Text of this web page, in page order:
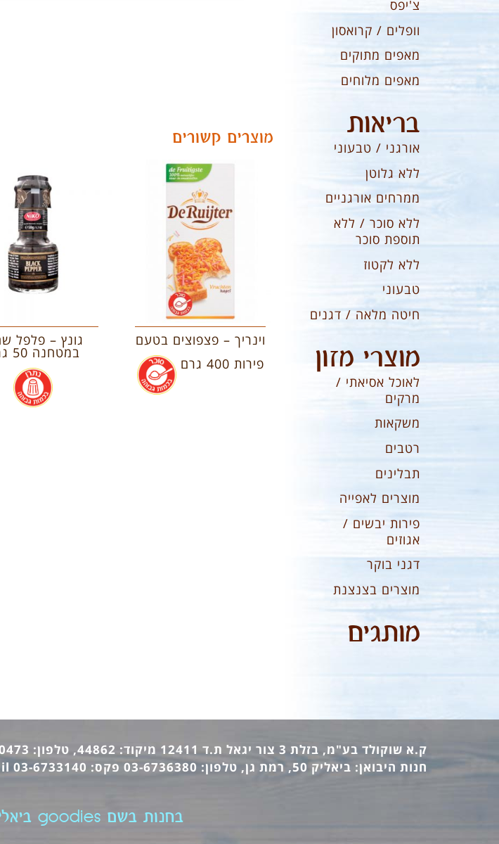
מוצרים קשורים
וינריך – פצפוצים בטעם
פירות 400 גרם
.
גונץ – פלפל
במטחנה 50 גרם
.
צ'יפס
וופלים / קרואסון
מאפים מתוקים
מאפים מלוחים
בריאות
אורגני / טבעוני
ללא גלוטן
ממרחים אורגניים
ללא סוכר / ללא
תוספת סוכר
ללא לקטוז
טבעוני
חיטה מלאה / דגנים
מוצרי מזון
לאוכל אסיאתי /
מרקים
משקאות
רטבים
תבלינים
מוצרים לאפייה
פירות יבשים /
אגוזים
דגני בוקר
מוצרים בצנצנת
מותגים
ק.א שוקולד בע"מ, בזלת 3 צור יגאל ת.ד 12411 מיקוד: 44862, טלפון: 09-7440473 פקס: 09-7442770
חנות היבואן: ביאליק 50, רמת גן, טלפון: 03-6736380 פקס: 03-6733140
בחנות בשם goodies ביאליק רמת גן